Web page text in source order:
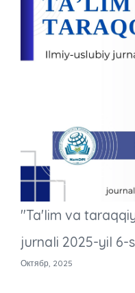
"Ta'lim va
jurnali 2025-yil 6-
Октябр, 2025